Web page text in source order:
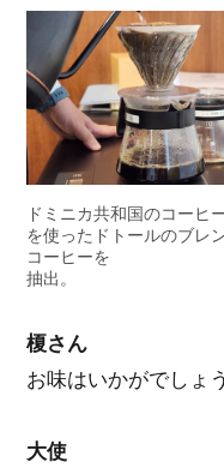
ドミニカ共和国のコーヒ
を使ったドトールのブレ
コーヒーを
抽出。
榎さん
お味はいかがでしょ
大使